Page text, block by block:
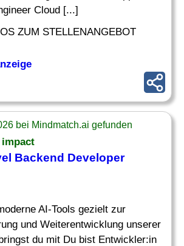
Cloud [...]
ZUM STELLENANGEBOT
bei Mindmatch.ai gefunden
impact
Backend Developer
AI-Tools gezielt zur
und Weiterentwicklung unserer
du mit Du bist Entwickler:in